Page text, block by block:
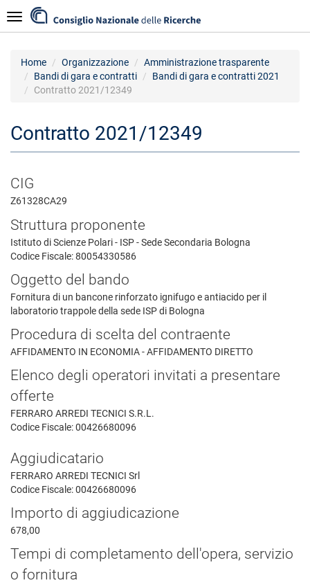
al
contenuto
Navigazione
Home Organizzazione
Amministrazione trasparente
Bandi di gara e contratti
Bandi di gara e contratti 2021
Contratto 2021/12349
Contratto 2021/12349
CIG
Z61328CA29
Struttura proponente
Istituto di Scienze Polari - ISP - Sede Secondaria Bologna
Codice Fiscale: 80054330586
Oggetto del bando
Fornitura di un bancone rinforzato ignifugo e antiacido per il
laboratorio trappole della sede ISP di Bologna
Procedura di scelta del contraente
AFFIDAMENTO IN ECONOMIA - AFFIDAMENTO DIRETTO
Elenco degli operatori invitati a presentare
offerte
FERRARO ARREDI TECNICI S.R.L.
Codice Fiscale: 00426680096
Aggiudicatario
FERRARO ARREDI TECNICI Srl
Codice Fiscale: 00426680096
Importo di aggiudicazione
678,00
Tempi di completamento dell'opera, servizio
o fornitura